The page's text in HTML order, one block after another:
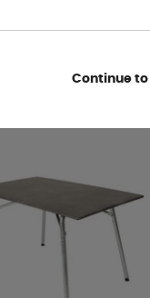
Continue to